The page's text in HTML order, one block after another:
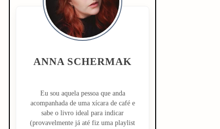
ANNA SCHERMAK
Eu sou aquela pessoa que anda
acompanhada de uma xícara de café e
sabe o livro ideal para indicar
(provavelmente já até fiz uma playlist